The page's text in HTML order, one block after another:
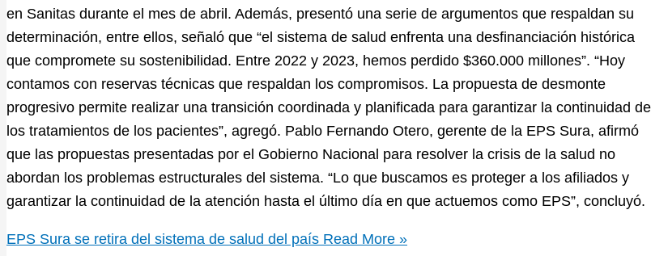
en Sanitas durante el mes de abril. Además, presentó una serie de argumentos que respaldan su
determinación, entre ellos, señaló que “el sistema de salud enfrenta una desfinanciación histórica
que compromete su sostenibilidad. Entre 2022 y 2023, hemos perdido $360.000 millones”. “Hoy
contamos con reservas técnicas que respaldan los compromisos. La propuesta de desmonte
progresivo permite realizar una transición coordinada y planificada para garantizar la continuidad de
los tratamientos de los pacientes”, agregó. Pablo Fernando Otero, gerente de la EPS Sura, afirmó
que las propuestas presentadas por el Gobierno Nacional para resolver la crisis de la salud no
abordan los problemas estructurales del sistema. “Lo que buscamos es proteger a los afiliados y
garantizar la continuidad de la atención hasta el último día en que actuemos como EPS”, concluyó.
EPS Sura se retira del sistema de salud del país Read More »